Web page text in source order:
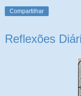
Compartilhar
Reflexões